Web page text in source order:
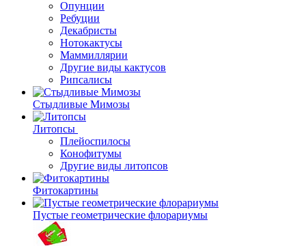
Опунции
Ребуции
Декабристы
Нотокактусы
Маммиллярии
Другие виды кактусов
Рипсалисы
Стыдливые Мимозы
Литопсы
Плейоспилосы
Конофитумы
Другие виды литопсов
Фитокартины
Пустые геометрические флорариумы